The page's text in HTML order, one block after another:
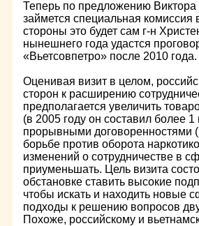
Теперь по предложению Виктора
займется специальная
стороны это будет сам г-н
нынешнего года удастся
«Вьетсовпетро» после 2010 года.
Оценивая визит в целом,
сторон к расширению
предполагается увеличить
(в 2005 году он составил более
прорывными договоренностями
борьбе против оборота
изменений о сотрудничестве в
приуменьшать. Цель визита
обстановке ставить высокие
чтобы искать и находить новые
подходы к решению вопросов
Похоже, российскому и